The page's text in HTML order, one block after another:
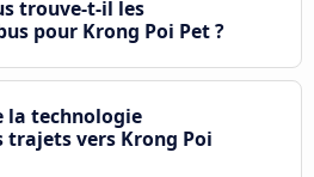
trouve-t-il les
pour Krong Poi Pet ?
la technologie
trajets vers Krong Poi